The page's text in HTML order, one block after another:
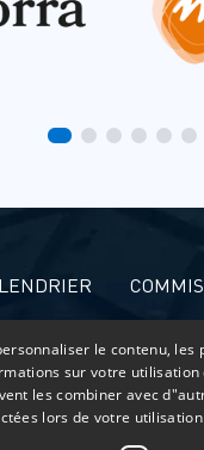
le contenu,
sur votre
les combiner avec
lors de votre